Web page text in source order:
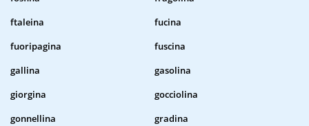
ftaleina
fucina
fuoripagina
fuscina
gallina
gasolina
giorgina
gocciolina
gonnellina
gradina